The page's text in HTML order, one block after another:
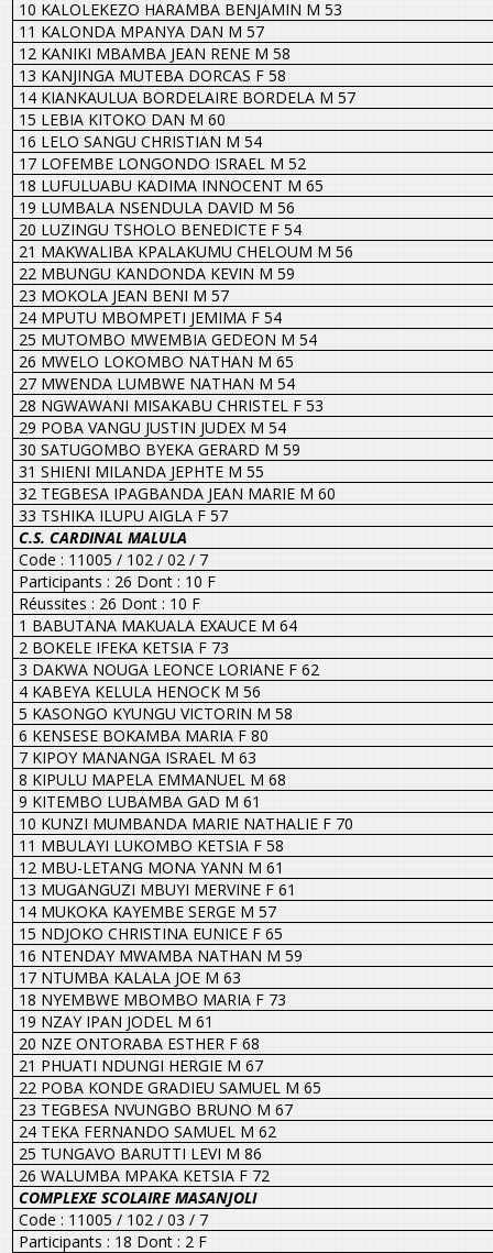
10 KALOLEKEZO HARAMBA BENJAMIN M 53
11 KALONDA MPANYA DAN M 57
12 KANIKI MBAMBA JEAN RENE M 58
13 KANJINGA MUTEBA DORCAS F 58
14 KIANKAULUA BORDELAIRE BORDELA M 57
15 LEBIA KITOKO DAN M 60
16 LELO SANGU CHRISTIAN M 54
17 LOFEMBE LONGONDO ISRAEL M 52
18 LUFULUABU KADIMA INNOCENT M 65
19 LUMBALA NSENDULA DAVID M 56
20 LUZINGU TSHOLO BENEDICTE F 54
21 MAKWALIBA KPALAKUMU CHELOUM M 56
22 MBUNGU KANDONDA KEVIN M 59
23 MOKOLA JEAN BENI M 57
24 MPUTU MBOMPETI JEMIMA F 54
25 MUTOMBO MWEMBIA GEDEON M 54
26 MWELO LOKOMBO NATHAN M 65
27 MWENDA LUMBWE NATHAN M 54
28 NGWAWANI MISAKABU CHRISTEL F 53
29 POBA VANGU JUSTIN JUDEX M 54
30 SATUGOMBO BYEKA GERARD M 59
31 SHIENI MILANDA JEPHTE M 55
32 TEGBESA IPAGBANDA JEAN MARIE M 60
33 TSHIKA ILUPU AIGLA F 57
C.S. CARDINAL MALULA
Code : 11005 / 102 / 02 / 7
Participants : 26 Dont : 10 F
Réussites : 26 Dont : 10 F
1 BABUTANA MAKUALA EXAUCE M 64
2 BOKELE IFEKA KETSIA F 73
3 DAKWA NOUGA LEONCE LORIANE F 62
4 KABEYA KELULA HENOCK M 56
5 KASONGO KYUNGU VICTORIN M 58
6 KENSESE BOKAMBA MARIA F 80
7 KIPOY MANANGA ISRAEL M 63
8 KIPULU MAPELA EMMANUEL M 68
9 KITEMBO LUBAMBA GAD M 61
10 KUNZI MUMBANDA MARIE NATHALIE F 70
11 MBULAYI LUKOMBO KETSIA F 58
12 MBU-LETANG MONA YANN M 61
13 MUGANGUZI MBUYI MERVINE F 61
14 MUKOKA KAYEMBE SERGE M 57
15 NDJOKO CHRISTINA EUNICE F 65
16 NTENDAY MWAMBA NATHAN M 59
17 NTUMBA KALALA JOE M 63
18 NYEMBWE MBOMBO MARIA F 73
19 NZAY IPAN JODEL M 61
20 NZE ONTORABA ESTHER F 68
21 PHUATI NDUNGI HERGIE M 67
22 POBA KONDE GRADIEU SAMUEL M 65
23 TEGBESA NVUNGBO BRUNO M 67
24 TEKA FERNANDO SAMUEL M 62
25 TUNGAVO BARUTTI LEVI M 86
26 WALUMBA MPAKA KETSIA F 72
COMPLEXE SCOLAIRE MASANJOLI
Code : 11005 / 102 / 03 / 7
Participants : 18 Dont : 2 F